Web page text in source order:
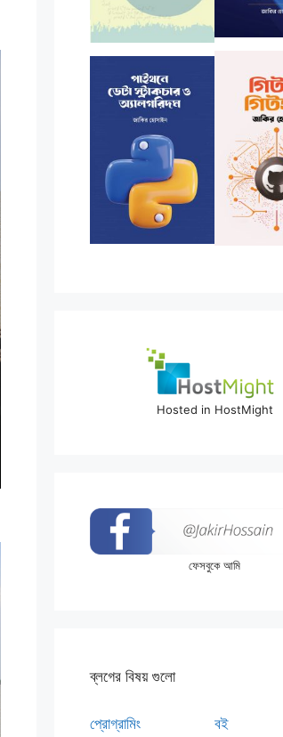
Hosted in HostMight
ফেসবুকে আমি
ব্লগের বিষয় গুলো
প্রোগ্রামিং
বই